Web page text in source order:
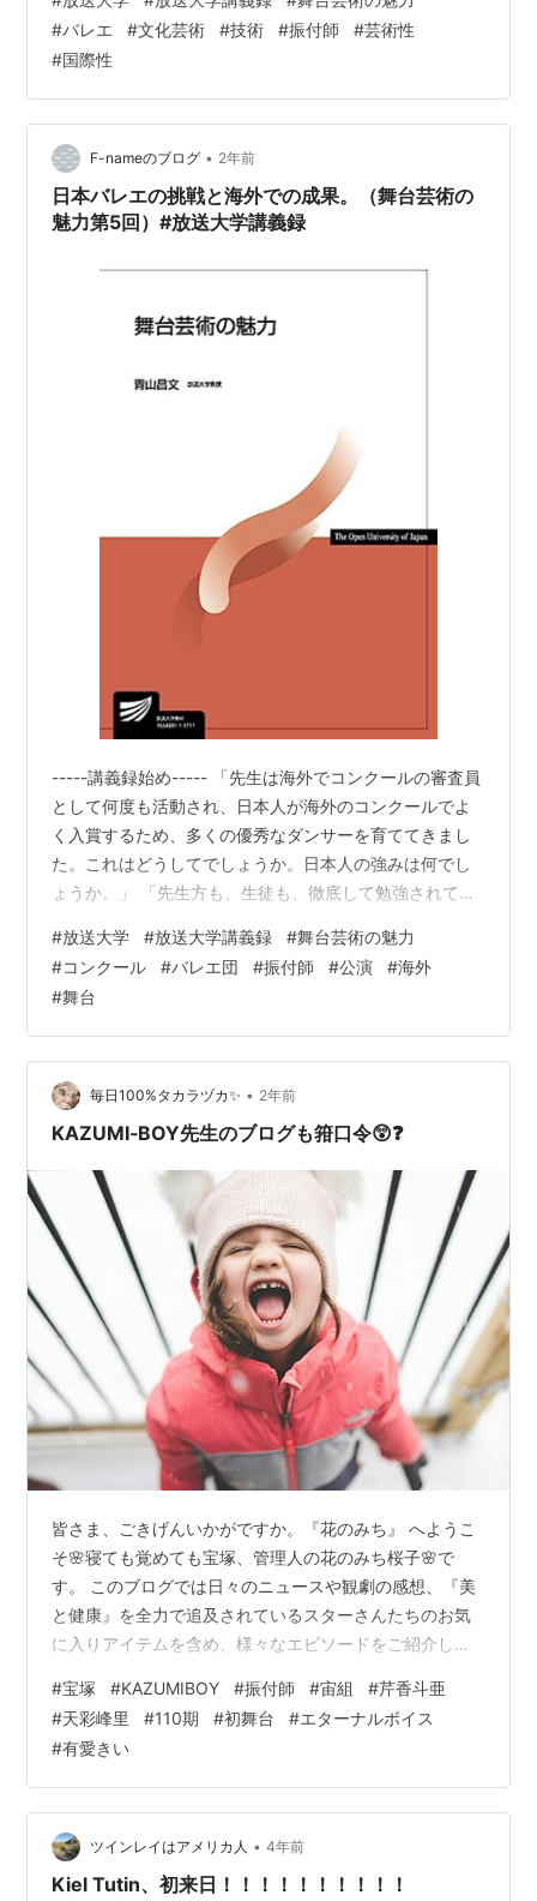
育てるしかありません。バレエは、踊る人の心や芸術性
も観客の記憶に残りますが、その後は消えてしまう、と
ても贅沢な芸術です。」 「バレエは芸術の一ジャンル
で、その魅力はどこにあるのでしょうか。」 「作品にも
ありますが、特にセリフがなく、全ての意味を身体で表
現する点です。そのため、体は美し…
#バレエ #文化芸術 #技術 #振付師 #芸術性
#国際性
F-nameのブログ • 2年前
日本バレエの挑戦と海外での成果。（舞台芸術の
魅力第5回）#放送大学講義録
-----講義録始め----- 「先生は海外でコンクールの審査員
として何度も活動され、日本人が海外のコンクールでよ
く入賞するため、多くの優秀なダンサーを育ててきまし
た。これはどうしてでしょうか。日本人の強みは何でし
ょうか。」 「先生方も、生徒も、徹底して勉強されてい
ので、コンクールで求められるテクニックを身につける
には、この真面目さが役立っています。以前は海外のコ
ンクールで日本人が取り上げられることが少なかったで
すが、今はクラシックバレエとして高く評価されていま
す。」 「そして、私が感じるのは、日本のバレエ団が海
外に持って行って観客を引きつけら…
#放送大学 #放送大学講義録 #舞台芸術の魅力
#コンクール #バレエ団 #振付師 #公演 #海外
#舞台
毎日100%タカラヅカ✨ • 2年前
KAZUMI‐BOY先生のブログも箝口令😲❓
皆さま、ごきげんいかがですか。『花のみち』 へようこ
そ🌸寝ても覚めても宝塚、管理人の花のみち桜子🌸で
す。 このブログでは日々のニュースや観劇の感想、『美
と健康』を全力で追及されているスターさんたちのお気
に入りアイテムを含め、様々なエピソードをご紹介して
味わったり、大切な方、大好きなスターさんへのプレゼ
ントにしてみてはいかがでしょう。 KAZUMI‐BOY先生の
ブログも箝口令😲❓ KAZUMI‐BOY先生のブログも箝口令
😲❓ 生徒全員集合もカタチだけ❓ KAZUMI‐BOY先生のブ
ログも箝口令😲❓ 先週のご遺族との合意がなされたこと
に対して、心…
#宝塚 #KAZUMIBOY #振付師 #宙組 #芹香斗亜
#天彩峰里 #110期 #初舞台 #エターナルボイス
#有愛きい
ツインレイはアメリカ人 • 4年前
Kiel Tutin、初来日！！！！！！！！！！